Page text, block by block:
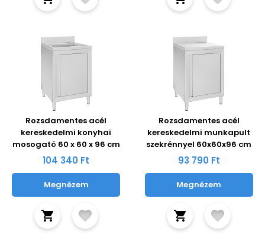
Rozsdamentes acél
kereskedelmi konyhai
mosogató 60 x 60 x 96 cm
104 340 Ft
Megnézem
Rozsdamentes acél
kereskedelmi munkapult
szekrénnyel 60x60x96 cm
93 790 Ft
Megnézem